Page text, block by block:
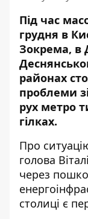
Під час
грудня в
Зокрема, в
районах
проблеми
рух метро
гілках.
Про
голова
через
столиці є